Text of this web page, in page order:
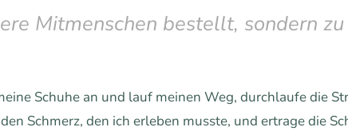
Mitmenschen bestellt, sondern zu
Schuhe an und lauf meinen Weg, durchlaufe die
Schmerz, den ich erleben musste, und ertrage die